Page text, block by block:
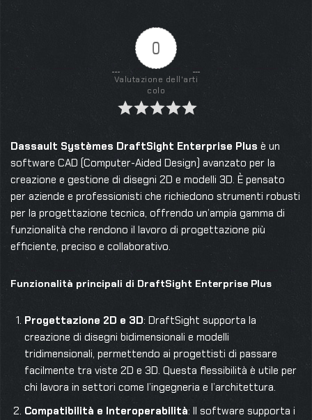
0
Valutazione dell'arti
colo
Dassault Systèmes DraftSight Enterprise Plus è un
software CAD (Computer-Aided Design) avanzato per la
creazione e gestione di disegni 2D e modelli 3D. È pensato
per aziende e professionisti che richiedono strumenti robusti
per la progettazione tecnica, offrendo un’ampia gamma di
funzionalità che rendono il lavoro di progettazione più
efficiente, preciso e collaborativo.
Funzionalità principali di DraftSight Enterprise Plus
Progettazione 2D e 3D: DraftSight supporta la
creazione di disegni bidimensionali e modelli
tridimensionali, permettendo ai progettisti di passare
facilmente tra viste 2D e 3D. Questa flessibilità è utile per
chi lavora in settori come l’ingegneria e l’architettura.
Compatibilità e Interoperabilità: Il software supporta i